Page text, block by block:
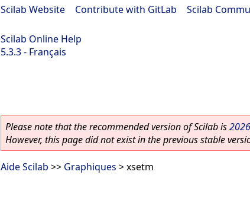
Scilab Website Contribute with GitLab Scilab
Scilab Online Help
5.3.3 - Français
Please note that the recommended version of Scilab is
However, this page did not exist in the previous stable
Aide Scilab >> Graphiques > xsetm